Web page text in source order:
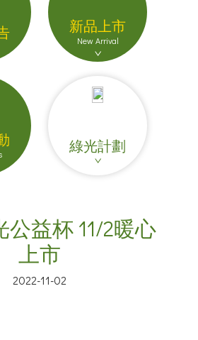
新品上市
New Arrival
綠光計劃
公益杯 11/2暖心
上市
2022-11-02